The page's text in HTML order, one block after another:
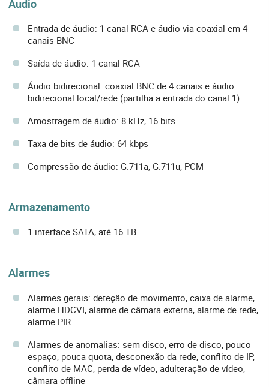
Áudio
Entrada de áudio: 1 canal RCA e áudio via coaxial em 4
canais BNC
Saída de áudio: 1 canal RCA
Áudio bidirecional: coaxial BNC de 4 canais e áudio
bidirecional local/rede (partilha a entrada do canal 1)
Amostragem de áudio: 8 kHz, 16 bits
Taxa de bits de áudio: 64 kbps
Compressão de áudio: G.711a, G.711u, PCM
Armazenamento
1 interface SATA, até 16 TB
Alarmes
Alarmes gerais: deteção de movimento, caixa de alarme,
alarme HDCVI, alarme de câmara externa, alarme de rede,
alarme PIR
Alarmes de anomalias: sem disco, erro de disco, pouco
espaço, pouca quota, desconexão da rede, conflito de IP,
conflito de MAC, perda de vídeo, adulteração de vídeo,
câmara offline